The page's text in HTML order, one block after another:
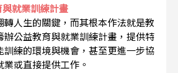
就業訓練計畫
轉人生的關鍵，而其根本作法就是教
辦公益教育與就業訓練計畫，提供特
訓練的環境與機會，甚至更進一步協
或直接提供工作。